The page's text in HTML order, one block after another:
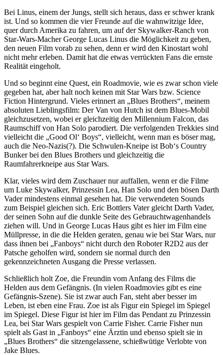
Bei Linus, einem der Jungs, stellt sich heraus, dass er schwer krank
ist. Und so kommen die vier Freunde auf die wahnwitzige Idee,
quer durch Amerika zu fahren, um auf der Skywalker-Ranch von
Star-Wars-Macher George Lucas Linus die Möglichkeit zu geben,
den neuen Film vorab zu sehen, denn er wird den Kinostart wohl
nicht mehr erleben. Damit hat die etwas verrückten Fans die ernste
Realität eingeholt.
Und so beginnt eine Quest, ein Roadmovie, wie es zwar schon viele
gegeben hat, aber halt noch keinen mit Star Wars bzw. Science
Fiction Hintergrund. Vieles erinnert an „Blues Brothers“, meinem
absoluten Lieblingsfilm: Der Van von Hutch ist dem Blues-Mobil
gleichzusetzen, wobei er gleichzeitig den Millennium Falcon, das
Raumschiff von Han Solo parodiert. Die verfolgenden Trekkies sind
vielleicht die „Good Ol‘ Boys“, vielleicht, wenn man es böser mag,
auch die Neo-Nazis(?). Die Schwulen-Kneipe ist Bob‘s Country
Bunker bei den Blues Brothers und gleichzeitig die
Raumfahrerkneipe aus Star Wars.
Klar, vieles wird dem Zuschauer nur auffallen, wenn er die Filme
um Luke Skywalker, Prinzessin Lea, Han Solo und den bösen Darth
Vader mindestens einmal gesehen hat. Die verwendeten Sounds
zum Beispiel gleichen sich. Eric Bottlers Vater gleicht Darth Vader,
der seinen Sohn auf die dunkle Seite des Gebrauchtwagenhandels
ziehen will. Und in George Lucas Haus gibt es hier im Film eine
Müllpresse, in die die Helden geraten, genau wie bei Star Wars, nur
dass ihnen bei „Fanboys“ nicht durch den Roboter R2D2 aus der
Patsche geholfen wird, sondern sie normal durch den
gekennzeichneten Ausgang die Presse verlassen.
Schließlich holt Zoe, die Freundin vom Anfang des Films die
Helden aus dem Gefängnis. (In vielen Roadmovies gibt es eine
Gefängnis-Szene). Sie ist zwar auch Fan, steht aber besser im
Leben, ist eben eine Frau. Zoe ist als Figur ein Spiegel im Spiegel
im Spiegel. Diese Figur ist hier im Film das Pendant zu Prinzessin
Lea, bei Star Wars gespielt von Carrie Fisher. Carrie Fisher nun
spielt als Gast in „Fanboys“ eine Ärztin und ebenso spielt sie in
„Blues Brothers“ die sitzengelassene, schießwütige Verlobte von
Jake Blues.